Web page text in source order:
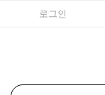
로그인